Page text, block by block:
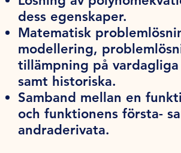
dess egenskaper.
Matematisk
modellering,
tillämpning på
samt historiska.
Samband mellan en
och funktionens första-
andraderivata.